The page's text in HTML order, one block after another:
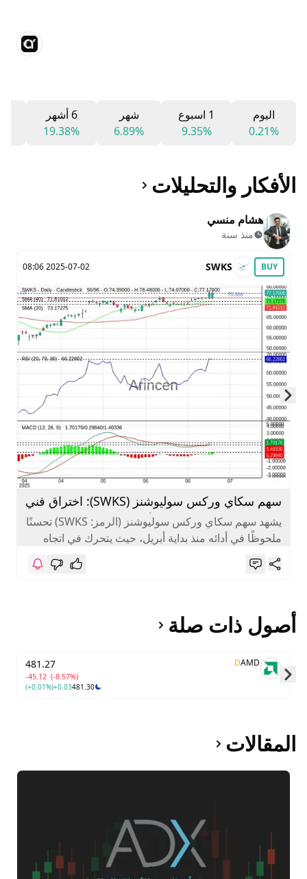
اليوم
0.21%
1 اسبوع
9.35%
شهر
6.89%
6 أشهر
19.38%
الأفكار والتحليلات
هشام منسي
منذ سنة
BUY
SWKS
2025-07-02 08:06
سهم سكاي وركس سوليوشنز (SWKS): اختراق فني
يعزز فرص الصعود على الأجل القصير
يشهد سهم سكاي وركس سوليوشنز (الرمز: SWKS) تحسنًا
ملحوظًا في أدائه منذ بداية أبريل، حيث يتحرك في اتجاه
صاعد قصير...
Skip to next slide page
أصول ذات صلة
AMD
D
481.27
-45.12 (-8.57%)
481.30
+0.03
(+0.01%)
المقالات